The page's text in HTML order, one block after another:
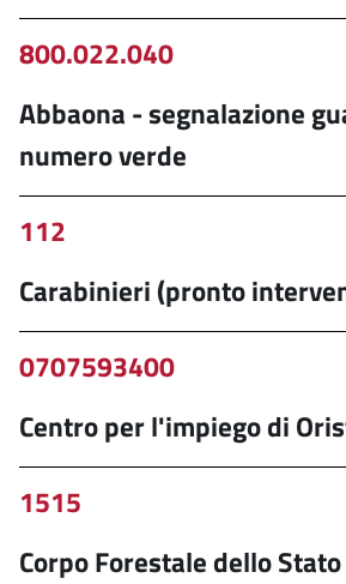
800.022.040
Abbaona - segnalazione
numero verde
112
Carabinieri (pronto
0707593400
Centro per l'impiego di
1515
Corpo Forestale dello Stato